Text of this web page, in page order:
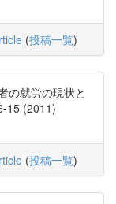
(投稿一覧)
の就労の現状と
15 (2011)
(投稿一覧)